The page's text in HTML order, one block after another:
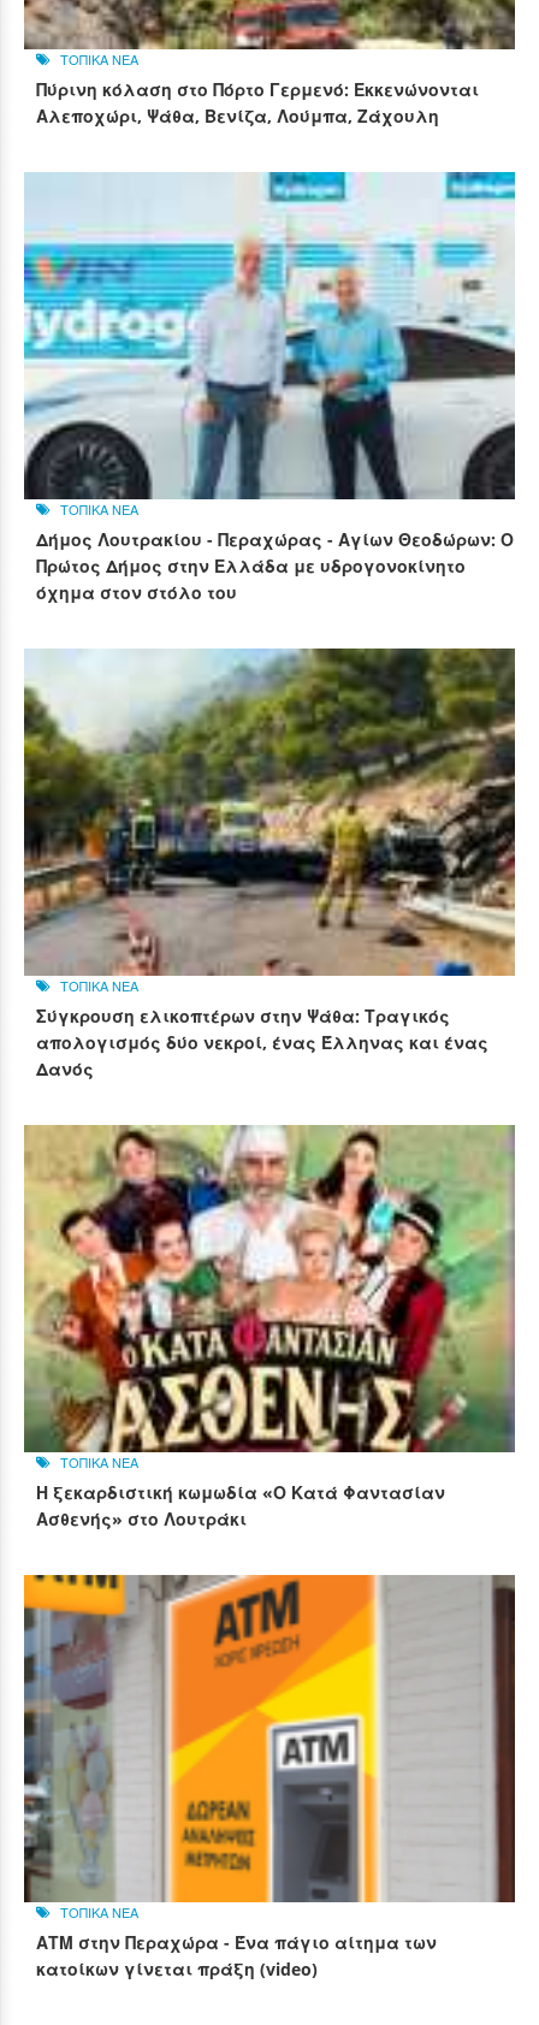
ΤΟΠΙΚΑ ΝΕΑ
Πύρινη κόλαση στο Πόρτο Γερμενό: Εκκενώνονται
Αλεποχώρι, Ψάθα, Βενίζα, Λούμπα, Ζάχουλη
ΤΟΠΙΚΑ ΝΕΑ
Δήμος Λουτρακίου - Περαχώρας - Αγίων Θεοδώρων: Ο
Πρώτος Δήμος στην Ελλάδα με υδρογονοκίνητο
όχημα στον στόλο του
ΤΟΠΙΚΑ ΝΕΑ
Σύγκρουση ελικοπτέρων στην Ψάθα: Τραγικός
απολογισμός δύο νεκροί, ένας Έλληνας και ένας
Δανός
ΤΟΠΙΚΑ ΝΕΑ
Η ξεκαρδιστική κωμωδία «Ο Κατά Φαντασίαν
Ασθενής» στο Λουτράκι
ΤΟΠΙΚΑ ΝΕΑ
ΑΤΜ στην Περαχώρα - Ένα πάγιο αίτημα των
κατοίκων γίνεται πράξη (video)